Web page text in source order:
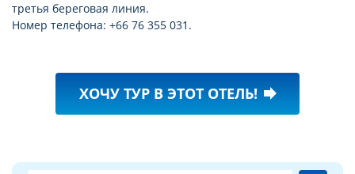
третья береговая линия.
Номер телефона: +66 76 355 031.
ХОЧУ ТУР В ЭТОТ ОТЕЛЬ! forward